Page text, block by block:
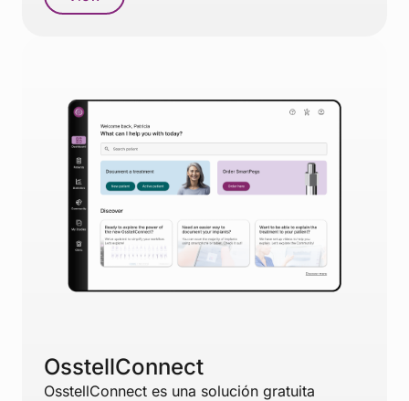
OsstellConnect
OsstellConnect es una solución gratuita